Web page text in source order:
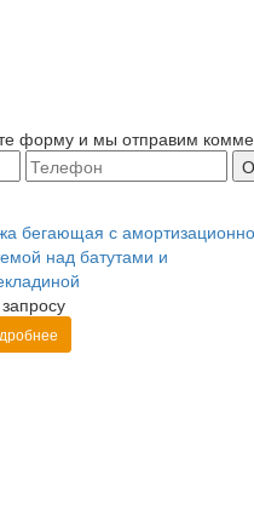
форму и мы отправим
бегающая с
над батутами и